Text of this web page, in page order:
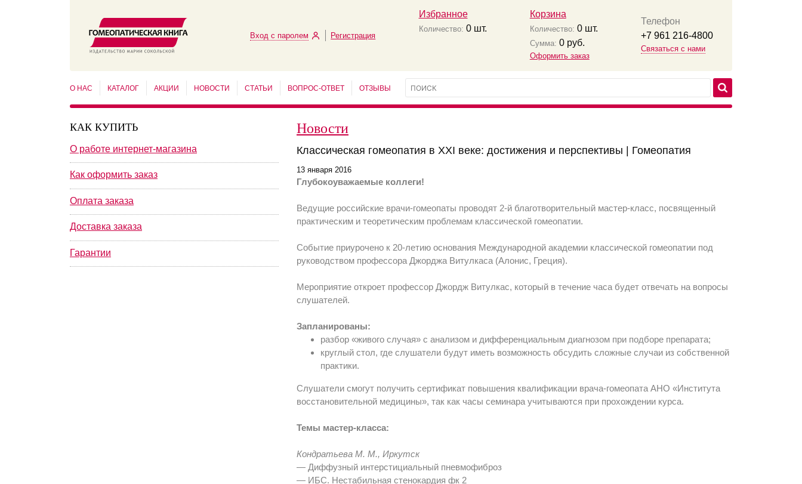
Вход с паролем Регистрация
Избранное
Количество: 0шт.
Корзина
Количество: 0шт.
Сумма: 0руб.
Оформить заказ
Телефон
+7 961 216-4800
Связаться с нами
О НАС КАТАЛОГ АКЦИИ НОВОСТИ СТАТЬИ ВОПРОС-ОТВЕТ ОТЗЫВЫ
КАК КУПИТЬ
О работе интернет-магазина
Как оформить заказ
Оплата заказа
Доставка заказа
Гарантии
Новости
Классическая гомеопатия в XXI веке: достижения и перспективы | Гомеопатия
13 января 2016
Глубокоуважаемые коллеги!
Ведущие российские врачи-гомеопаты проводят 2-й благотворительный мастер-класс, посвященный
практическим и теоретическим проблемам классической гомеопатии.
Событие приурочено к 20-летию основания Международной академии классической гомеопатии под
руководством профессора Джорджа Витулкаса (Алонис, Греция).
Мероприятие откроет профессор Джордж Витулкас, который в течение часа будет отвечать на вопросы
слушателей.
Запланированы:
разбор «живого случая» с анализом и дифференциальным диагнозом при подборе препарата;
круглый стол, где слушатели будут иметь возможность обсудить сложные случаи из собственной
практики.
Слушатели смогут получить сертификат повышения квалификации врача-гомеопата АНО «Института
восстановительной медицины», так как часы семинара учитываются при прохождении курса.
Темы мастер-класса:
Кондратьева М. М., Иркутск
— Диффузный интерстициальный пневмофиброз
— ИБС. Нестабильная стенокардия фк 2